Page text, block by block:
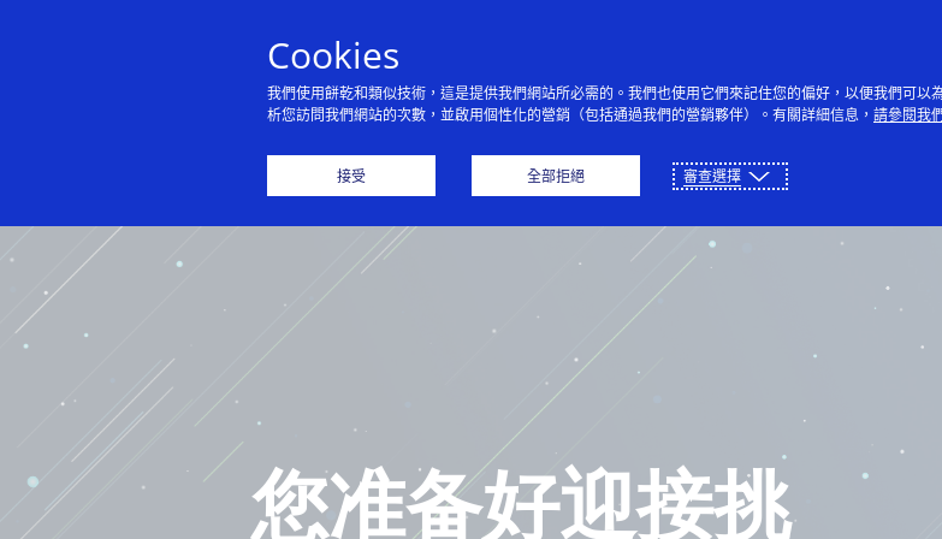
主页 播放
您准备好迎接挑
Cookies
我們使用餅乾和類似技術，這是提供我們網站所必需的。我們也使用它們來記住您的偏好，以便我們可以
析您訪問我們網站的次數，並啟用個性化的營銷（包括通過我們的營銷夥伴）。有關詳細信息， 請參閱我
接受 全部拒絕 審查選擇